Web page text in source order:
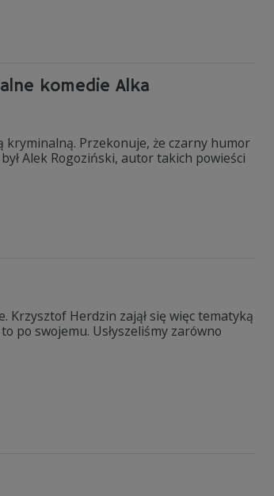
komedie Alka
kryminalną. Przekonuje, że czarny humor
Alek Rogoziński, autor takich powieści
Krzysztof Herdzin zajął się więc tematyką
po swojemu. Usłyszeliśmy zarówno